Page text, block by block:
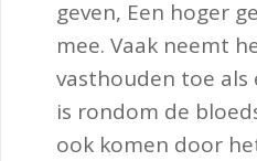
geven, Een hoger
mee. Vaak neemt
vasthouden toe als
is rondom de
ook komen door